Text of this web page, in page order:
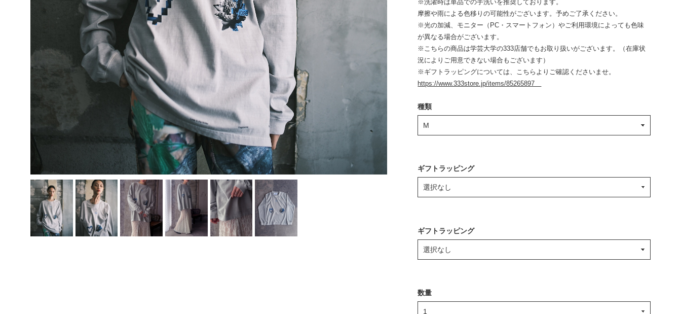
※洗濯時は単品での手洗いを推奨しております。
摩擦や雨による色移りの可能性がございます。予めご了承ください。
※光の加減、モニター（PC・スマートフォン）やご利用環境によっても色味
が異なる場合がございます。
※こちらの商品は学芸大学の333店舗でもお取り扱いがございます。（在庫状
況によりご用意できない場合もございます）
※ギフトラッピングについては、こちらよりご確認くださいませ。
https://www.333store.jp/items/85265897
種類
ギフトラッピング
ギフトラッピング
数量